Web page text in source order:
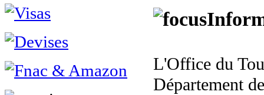
L'Office du
Département